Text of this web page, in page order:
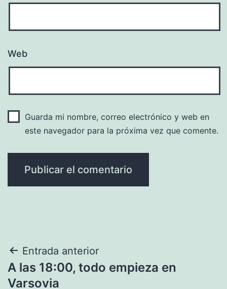
Web
Guarda mi nombre, correo electrónico y web en
este navegador para la próxima vez que comente.
Navegación
de
Entrada anterior
A las 18:00, todo empieza en
Varsovia